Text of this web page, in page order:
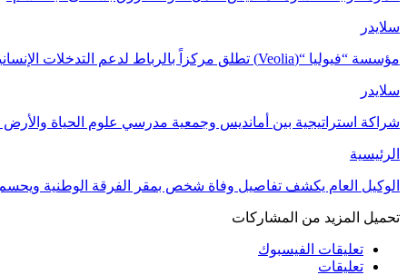
سلايدر
مؤسسة “فيوليا “(Veolia) تطلق مركزاً بالرباط لدعم التدخلات الإنسانية في…
سلايدر
شراكة استراتيجية بين أمانديس وجمعية مدرسي علوم الحياة والأرض
الرئيسية
الوكيل العام يكشف تفاصيل وفاة شخص بمقر الفرقة الوطنية
تحميل المزيد من المشاركات
تعليقات الفيسبوك
تعليقات